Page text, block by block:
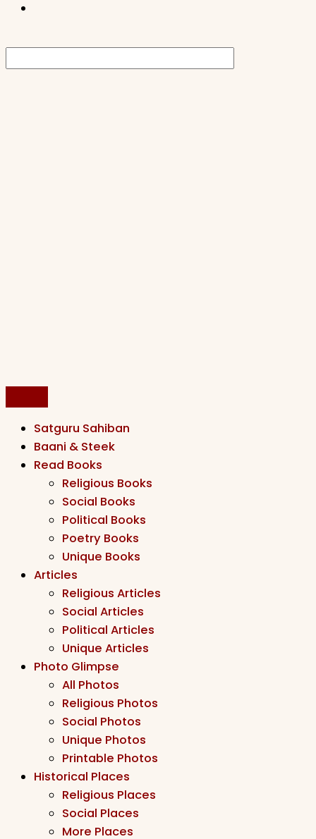
Satguru Sahiban
Baani & Steek
Read Books
Religious Books
Social Books
Political Books
Poetry Books
Unique Books
Articles
Religious Articles
Social Articles
Political Articles
Unique Articles
Photo Glimpse
All Photos
Religious Photos
Social Photos
Unique Photos
Printable Photos
Historical Places
Religious Places
Social Places
More Places